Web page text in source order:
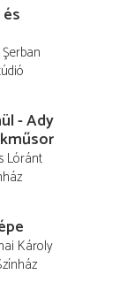
- Ady
Lóránt
Károly